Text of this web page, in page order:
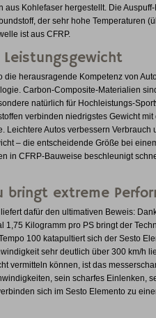
Kohlefaser hergestellt. Die
der sehr hohe Temperaturen
ist aus CFRP.
die herausragende Kompetenz von
Carbon-Composite-Materialien
natürlich für Hochleistungs-
verbinden niedrigstes Gewicht
Leichtere Autos verbessern Verbrauch
– die entscheidende Größe bei
in CFRP-Bauweise beschleunigt
bringt extreme
dafür den ultimativen Beweis:
1,75 Kilogramm pro PS bringt der
100 katapultiert sich der Sesto
sehr deutlich über 300 km/h
vermitteln können, ist das
sein scharfes Einlenken,
sich im Sesto Elemento zu